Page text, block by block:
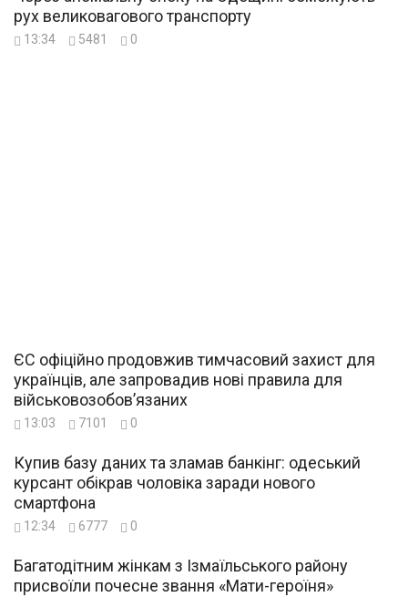
рух великовагового транспорту
13:34 5481 0
ЄС офіційно продовжив тимчасовий захист для
українців, але запровадив нові правила для
військовозобов’язаних
13:03 7101 0
Купив базу даних та зламав банкінг: одеський
курсант обікрав чоловіка заради нового
смартфона
12:34 6777 0
Багатодітним жінкам з Ізмаїльського району
присвоїли почесне звання «Мати-героїня»